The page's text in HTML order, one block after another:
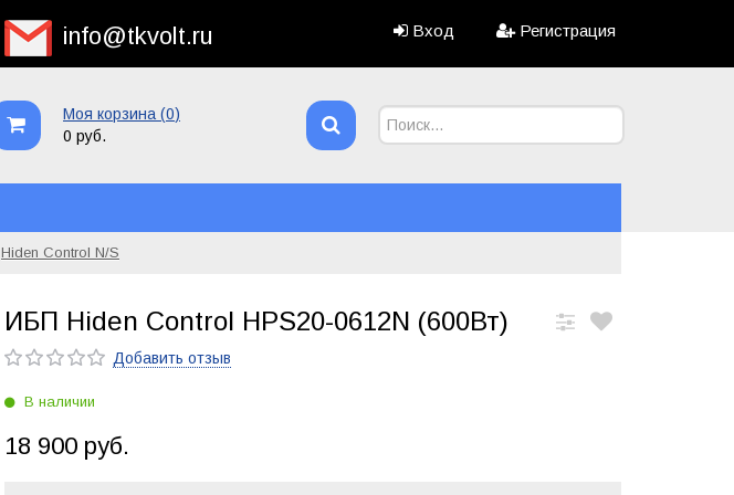
info@tkvolt.ru Вход Регистрация
Моя корзина (0)
0 руб.
Hiden Control N/S
ИБП Hiden Control HPS20-0612N (600Вт)
Добавить отзыв
В наличии
18 900 руб.